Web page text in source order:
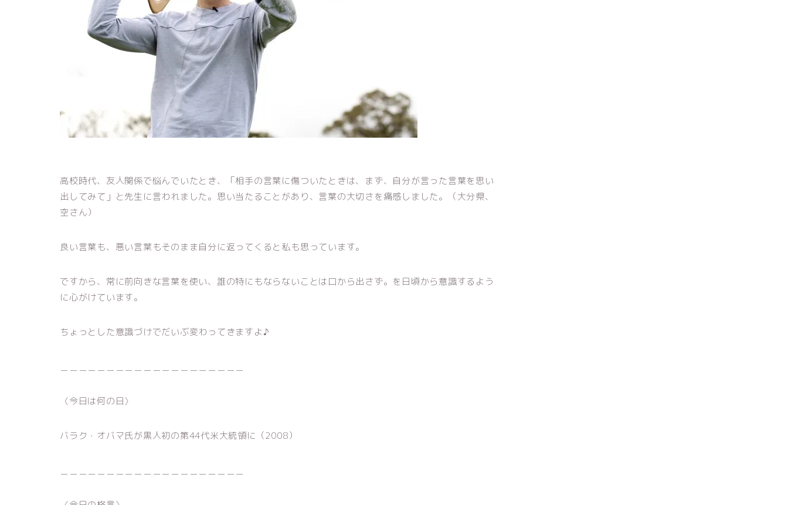
高校時代、友人関係で悩んでいたとき、「相手の言葉に傷ついたときは、まず、自分が言った言葉を思い
出してみて」と先生に言われました。思い当たることがあり、言葉の大切さを痛感しました。（大分県、
空さん）
良い言葉も、悪い言葉もそのまま自分に返ってくると私も思っています。
ですから、常に前向きな言葉を使い、誰の特にもならないことは口から出さず。を日頃から意識するよう
に心がけています。
ちょっとした意識づけでだいぶ変わってきますよ♪
〈今日は何の日〉
バラク・オバマ氏が黒人初の第44代米大統領に（2008）